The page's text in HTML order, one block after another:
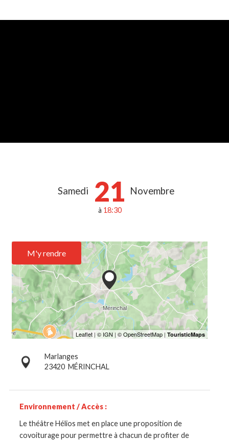
Samedi 21 Novembre
à 18:30
M'y rendre
Marlanges
23420 MÉRINCHAL
Environnement / Accès :
Le théâtre Hélios met en place une proposition de
covoiturage pour permettre à chacun de profiter de